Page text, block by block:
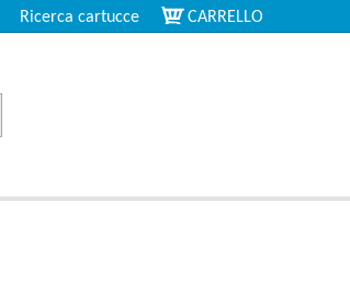
CARRELLO
Ricerca cartucce